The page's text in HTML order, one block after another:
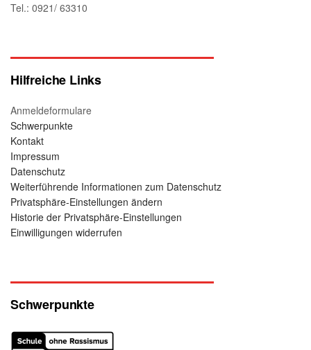
Tel.: 0921/ 63310
Hilfreiche Links
Anmeldeformulare
Schwerpunkte
Kontakt
Impressum
Datenschutz
Weiterführende Informationen zum Datenschutz
Privatsphäre-Einstellungen ändern
Historie der Privatsphäre-Einstellungen
Einwilligungen widerrufen
Schwerpunkte